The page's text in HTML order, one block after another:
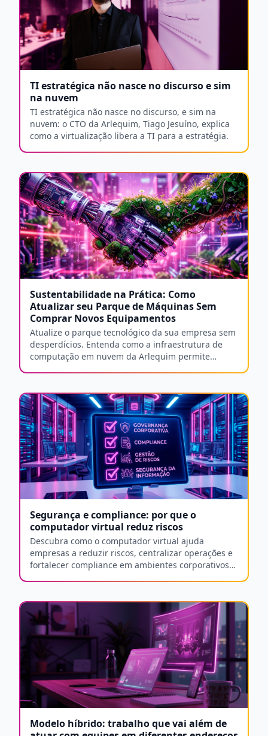
TI estratégica não nasce no discurso e sim
na nuvem
TI estratégica não nasce no discurso, e sim na
nuvem: o CTO da Arlequim, Tiago Jesuíno, explica
como a virtualização libera a TI para a estratégia.
Sustentabilidade na Prática: Como
Atualizar seu Parque de Máquinas Sem
Comprar Novos Equipamentos
Atualize o parque tecnológico da sua empresa sem
desperdícios. Entenda como a infraestrutura de
computação em nuvem da Arlequim permite
Segurança e compliance: por que o
computador virtual reduz riscos
Descubra como o computador virtual ajuda
empresas a reduzir riscos, centralizar operações e
fortalecer compliance em ambientes corporativos
Modelo híbrido: trabalho que vai além de